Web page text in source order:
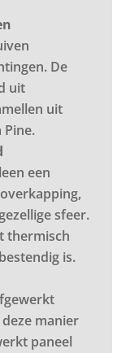
De
uit
uit
Pine.
een
sfeer.
thermisch
is.
manier
paneel